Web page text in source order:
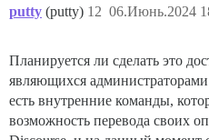
putty (putty) 06.Июнь.2024
12
Планируется ли сделать это
являющихся
есть внутренние команды,
возможность перевода своих